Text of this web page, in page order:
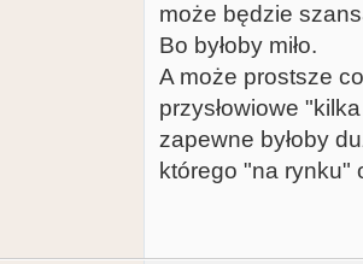
może będzie
Bo byłoby miło.
A może prostsze
przysłowiowe
zapewne byłoby
którego "na rynku"